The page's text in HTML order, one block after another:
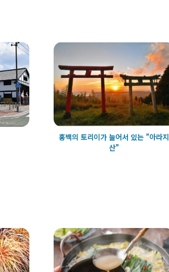
홍백의 토리이가 늘어서 있는 ”아라지
산”